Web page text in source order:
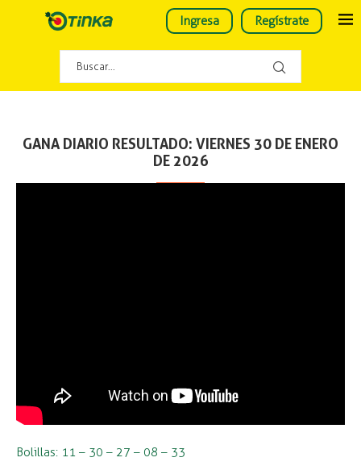
Ingresa Regístrate
GANA DIARIO RESULTADO: VIERNES 30 DE ENERO
DE 2026
Bolillas: 11 – 30 – 27 – 08 – 33